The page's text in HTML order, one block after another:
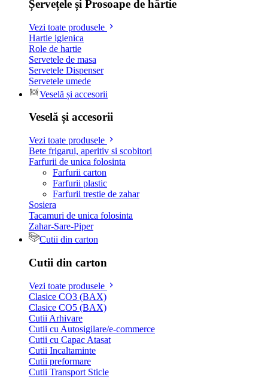
Șervețele și Prosoape de hârtie
Vezi toate produsele
Hartie igienica
Role de hartie
Servetele de masa
Servetele Dispenser
Servetele umede
Veselă și accesorii
Veselă și accesorii
Vezi toate produsele
Bete frigarui, aperitiv si scobitori
Farfurii de unica folosinta
Farfurii carton
Farfurii plastic
Farfurii trestie de zahar
Sosiera
Tacamuri de unica folosinta
Zahar-Sare-Piper
Cutii din carton
Cutii din carton
Vezi toate produsele
Clasice CO3 (BAX)
Clasice CO5 (BAX)
Cutii Arhivare
Cutii cu Autosigilare/e-commerce
Cutii cu Capac Atasat
Cutii Incaltaminte
Cutii preformare
Cutii Transport Sticle